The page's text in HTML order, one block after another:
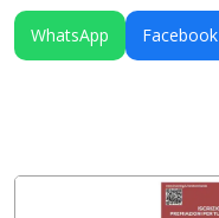
WhatsApp Facebook